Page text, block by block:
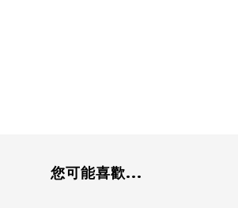
您可能喜歡...